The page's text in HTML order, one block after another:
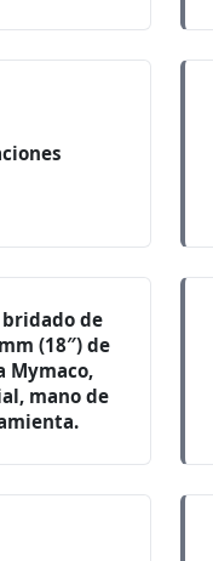
bridado de
(18″) de
Mymaco,
mano de